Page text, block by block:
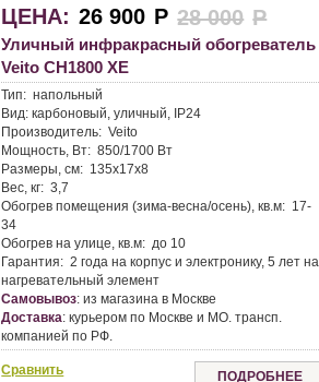
ЦЕНА: 26 900 Р 28 000 Р
Уличный инфракрасный обогреватель
Veito CH1800 XE
Тип: напольный
Вид: карбоновый, уличный, IP24
Производитель: Veito
Мощность, Вт: 850/1700 Вт
Размеры, см: 135х17х8
Вес, кг: 3,7
Обогрев помещения (зима-весна/осень), кв.м: 17-
34
Обогрев на улице, кв.м: до 10
Гарантия: 2 года на корпус и электронику, 5 лет на
нагревательный элемент
Самовывоз: из магазина в Москве
Доставка: курьером по Москве и МО. трансп.
компанией по РФ.
Сравнить ПОДРОБНЕЕ